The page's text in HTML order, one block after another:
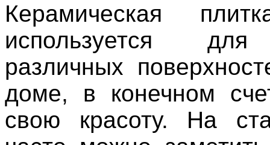
Керамическая
используется
различных
доме, в конечном
свою красоту. На